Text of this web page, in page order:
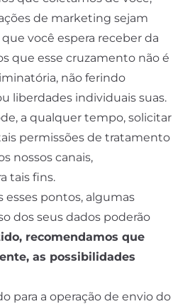
de marketing sejam
você espera receber da
que esse cruzamento não é
não ferindo
liberdades individuais suas.
a qualquer tempo, solicitar
permissões de tratamento
nossos canais,
tais fins.
esses pontos, algumas
dos seus dados poderão
recomendamos que
as possibilidades
para a operação de envio do